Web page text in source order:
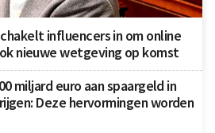
influencers in om online
nieuwe wetgeving op komst
miljard euro aan spaargeld in
Deze hervormingen worden